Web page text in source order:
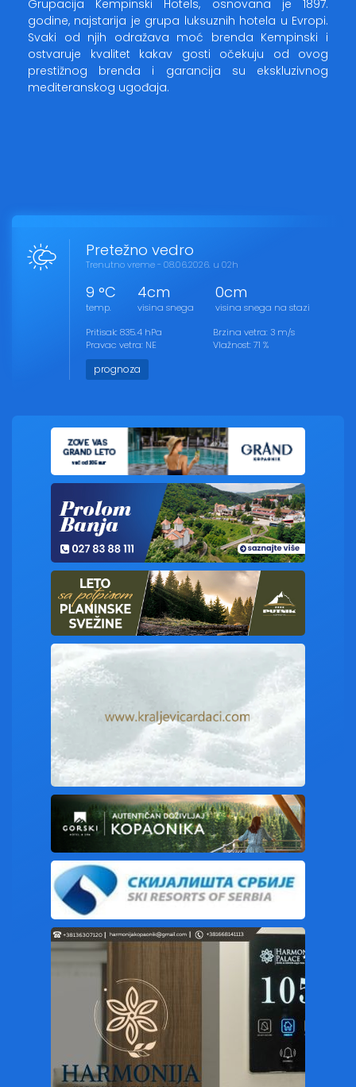
Grupacija Kempinski Hotels, osnovana je 1897.
godine, najstarija je grupa luksuznih hotela u Evropi.
Svaki od njih odražava moć brenda Kempinski i
ostvaruje kvalitet kakav gosti očekuju od ovog
prestižnog brenda i garancija su ekskluzivnog
mediteranskog ugođaja.
Pretežno vedro
Trenutno vreme - 08.06.2026. u 02h
9 °C
temp.
4cm
visina snega
0cm
visina snega na stazi
Pritisak: 835.4 hPa
Pravac vetra: NE
Brzina vetra: 3 m/s
Vlažnost: 71 %
prognoza